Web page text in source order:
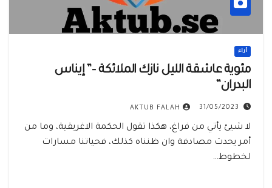
أراء
مئوية عاشقة الليل نازك الملائكة –” إيناس
البدران”
31/05/2023
AKTUB FALAH
لا شيئ يأتي من فراغ، هكذا تقول الحكمة الاغريقية، وما من
أمر يحدث مصادفة وان ظنناه كذلك، فحياتنا مسارات
لخطوط…